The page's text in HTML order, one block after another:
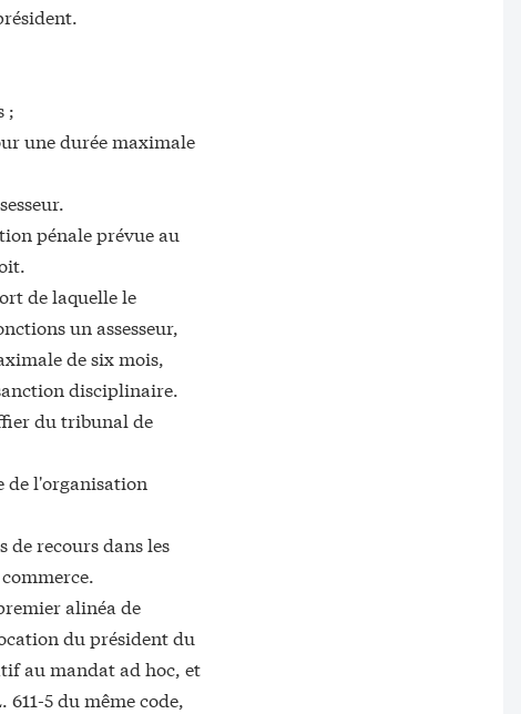
;
une durée maximale
pénale prévue au
de laquelle le
un assesseur,
de six mois,
disciplinaire.
du tribunal de
de l'organisation
de recours dans les
alinéa de
du président du
au mandat ad hoc, et
5 du même code,